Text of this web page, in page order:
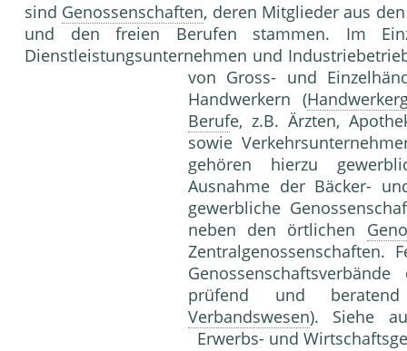
sind Genossenschaften, deren Mitglieder aus
und den freien Berufen stammen. Im
Dienstleistungsunternehmen und
von Gross- und
Handwerkern (
Berufe, z.B. Ärzten,
sowie
gehören hierzu
Ausnahme der Bäcker-
gewerbliche
neben den örtlichen
Zent­ralgenossenschaften.
prüfend und
Verbandswesen). Siehe
Erwerbs- und